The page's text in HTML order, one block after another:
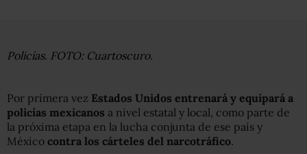
Policías. FOTO: Cuartoscuro.
Por primera vez Estados Unidos entrenará y equipará a
policías mexicanos a nivel estatal y local, como parte de
la próxima etapa en la lucha conjunta de ese país y
México contra los cárteles del narcotráfico.